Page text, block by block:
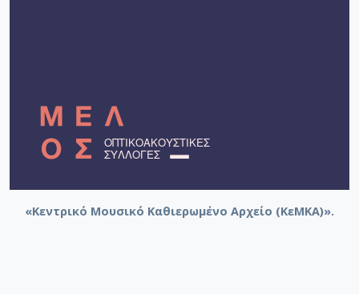
«Κεντρικό Μουσικό Καθιερωμένο Αρχείο (ΚεΜΚΑ)».